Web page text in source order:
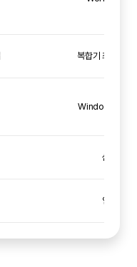
복합기 최대 5대
Windows 7,
신용카드,
인터넷 접